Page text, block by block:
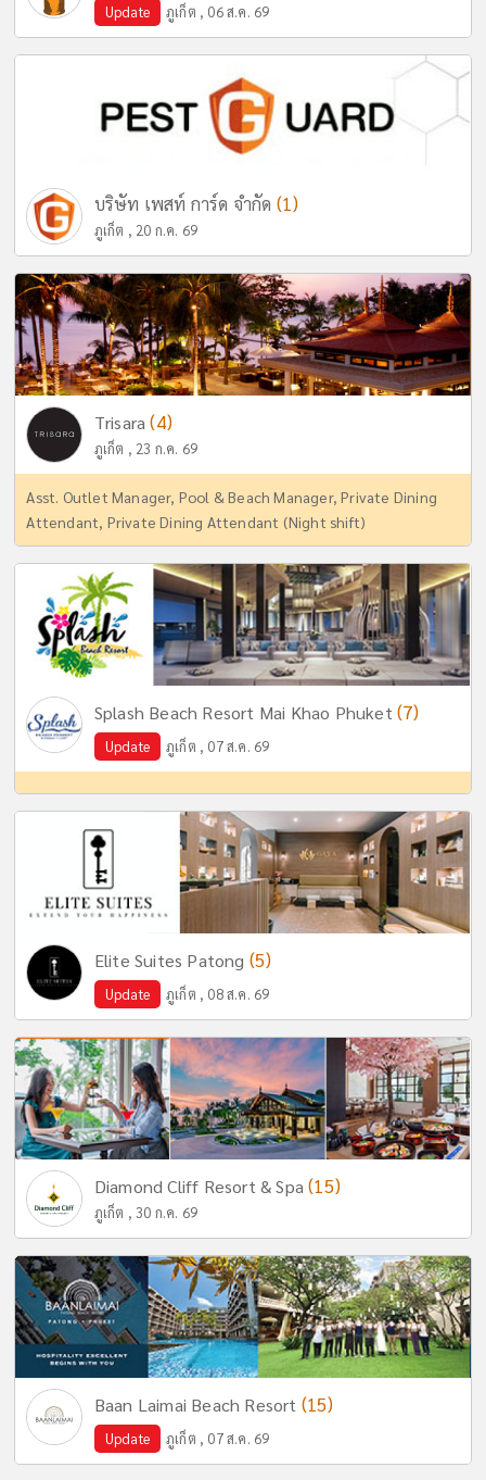
Update ภูเก็ต , 06 ส.ค. 69
บริษัท เพสท์ การ์ด จำกัด (1)
ภูเก็ต , 20 ก.ค. 69
Trisara(4)
ภูเก็ต , 23 ก.ค. 69
Asst. Outlet Manager, Pool & Beach Manager, Private Dining
Attendant, Private Dining Attendant (Night shift)
Splash Beach Resort Mai Khao Phuket (7)
Update ภูเก็ต , 07 ส.ค. 69
Elite Suites Patong (5)
Update ภูเก็ต , 08 ส.ค. 69
Diamond Cliff Resort & Spa(15)
ภูเก็ต , 30 ก.ค. 69
Baan Laimai Beach Resort (15)
Update ภูเก็ต , 07 ส.ค. 69